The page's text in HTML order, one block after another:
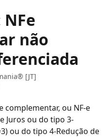
NFe
não
[JT]
complementar, ou NF-e
Juros ou do tipo 3-
ou do tipo 4-Redução de